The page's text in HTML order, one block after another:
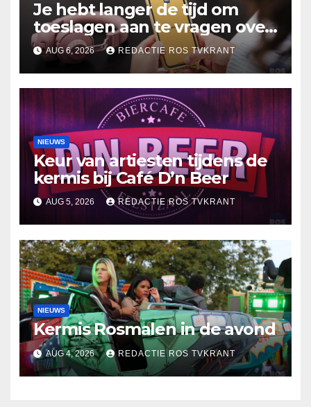
Je hebt langer de tijd om
toeslagen aan te vragen over
2025
AUG 6, 2026 REDACTIE ROS TVKRANT
NIEUWS
Keur van artiesten tijdens de
kermis bij Café D’n Beer
AUG 5, 2026 REDACTIE ROS TVKRANT
NIEUWS
Kermis Rosmalen in de avond
AUG 4, 2026 REDACTIE ROS TVKRANT